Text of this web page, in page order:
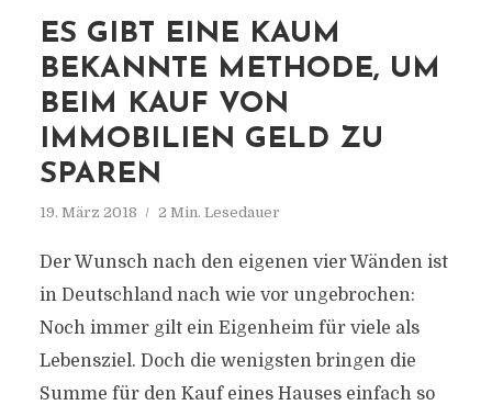
ES GIBT EINE KAUM
BEKANNTE METHODE, UM
BEIM KAUF VON
IMMOBILIEN GELD ZU
SPAREN
19. März 2018 2 Min. Lesedauer
Der Wunsch nach den eigenen vier Wänden ist
in Deutschland nach wie vor ungebrochen:
Noch immer gilt ein Eigenheim für viele als
Lebensziel. Doch die wenigsten bringen die
Summe für den Kauf eines Hauses einfach so